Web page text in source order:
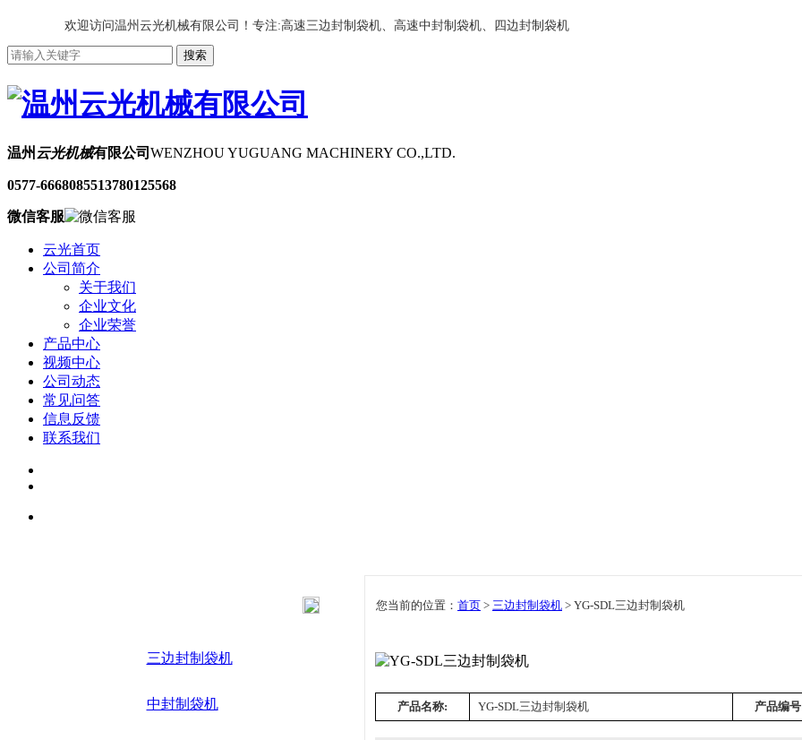
欢迎访问温州云光机械有限公司！专注:高速三边封制袋机、高速中封制袋机、四边封制袋机
温州 云光机械有限公司 WENZHOU YUGUANG MACHINERY CO.,LTD.
0577-6668085513780125568
微信客服
云光首页
公司简介
关于我们
企业文化
企业荣誉
产品中心
视频中心
公司动态
常见问答
信息反馈
联系我们
三边封制袋机
中封制袋机
您当前的位置： 首页 > 三边封制袋机 > YG-SDL三边封制袋机
产品名称: YG-SDL三边封制袋机 产品编